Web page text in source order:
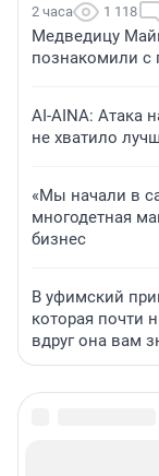
2 часа 1 118
Медведицу
познакомили
AI-AINA: Атака
не хватило
«Мы начали в
многодетная
бизнес
В уфимский
которая почти
вдруг она вам